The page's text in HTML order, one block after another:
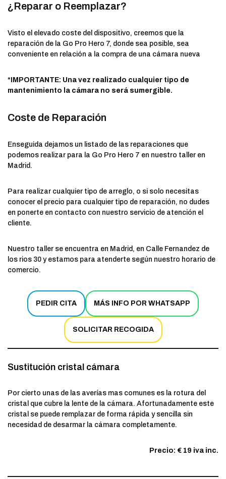
¿Reparar o Reemplazar?
Visto el elevado coste del dispositivo, creemos que la
reparación de la Go Pro Hero 7, donde sea posible, sea
conveniente en relación a la compra de una cámara nueva
*IMPORTANTE: Una vez realizado cualquier tipo de
mantenimiento la cámara no será sumergible.
Coste de Reparación
Enseguida dejamos un listado de las reparaciones que
podemos realizar para la Go Pro Hero 7 en nuestro taller en
Madrid.
Para realizar cualquier tipo de arreglo, o si solo necesitas
conocer el precio para cualquier tipo de reparación, no dudes
en ponerte en contacto con nuestro servicio de atención el
cliente.
Nuestro taller se encuentra en Madrid, en Calle Fernandez de
los rios 30 y estamos para atenderte según nuestro horario de
comercio.
PEDIR CITA MÁS INFO POR WHATSAPP
SOLICITAR RECOGIDA
Sustitución cristal cámara
Por cierto unas de las averías mas comunes es la rotura del
cristal que cubre la lente de la cámara. Afortunadamente este
cristal se puede remplazar de forma rápida y sencilla sin
necesidad de desarmar la cámara completamente.
Precio: € 19 iva inc.